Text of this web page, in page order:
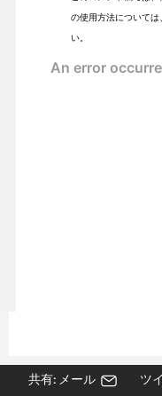
の使用方法については、
い。
共有: メール ツ